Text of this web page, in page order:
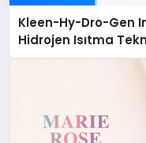
Kleen-Hy-Dro-Gen
Hidrojen Isıtma
Düzenleyici